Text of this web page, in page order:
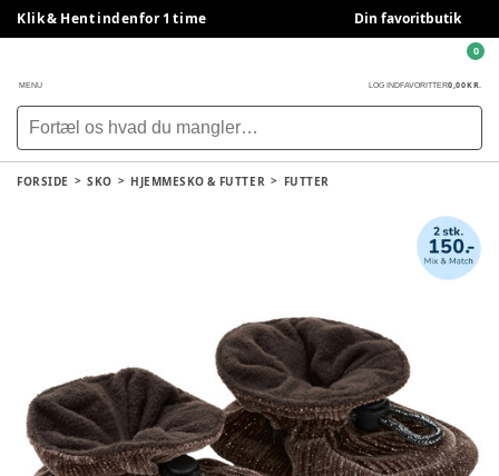
Klik & Hent indenfor 1 time Din favoritbutik
MENU LOG INDFAVORITTER0,00 KR.
0
FORSIDE SKO HJEMMESKO & FUTTER FUTTER